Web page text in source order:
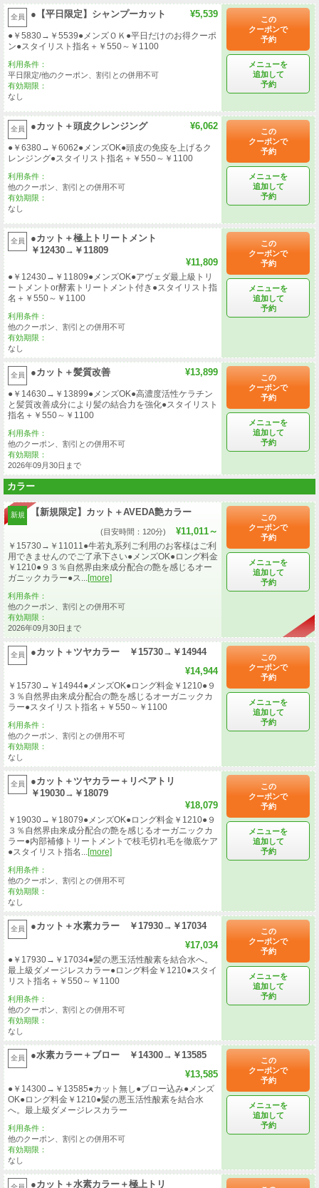
全員 ●【平日限定】シャンプーカット ¥5,539
●￥5830→￥5539●メンズＯＫ●平日だけのお得クーポ
ン●スタイリスト指名＋￥550～￥1100
利用条件：
平日限定/他のクーポン、割引との併用不可
有効期限：
なし
この
クーポンで
予約
メニューを
追加して
予約
全員 ●カット＋頭皮クレンジング ¥6,062
●￥6380→￥6062●メンズOK●頭皮の免疫を上げるク
レンジング●スタイリスト指名＋￥550～￥1100
利用条件：
他のクーポン、割引との併用不可
有効期限：
なし
この
クーポンで
予約
メニューを
追加して
予約
全員
●カット＋極上トリートメント
￥12430→￥11809
¥11,809
●￥12430→￥11809●メンズOK●アヴェダ最上級トリ
ートメントor酵素トリートメント付き●スタイリスト指
名＋￥550～￥1100
利用条件：
他のクーポン、割引との併用不可
有効期限：
なし
この
クーポンで
予約
メニューを
追加して
予約
全員 ●カット＋髪質改善 ¥13,899
●￥14630→￥13899●メンズOK●高濃度活性ケラチン
と髪質改善成分により髪の結合力を強化●スタイリスト
指名＋￥550～￥1100
利用条件：
他のクーポン、割引との併用不可
有効期限：
2026年09月30日まで
この
クーポンで
予約
メニューを
追加して
予約
カラー
新規 【新規限定】カット＋AVEDA艶カラー
(目安時間：120分) ¥11,011～
￥15730→￥11011●牛若丸系列ご利用のお客様はご利
用できませんのでご了承下さい●メンズOK●ロング料金
￥1210●９３％自然界由来成分配合の艶を感じるオー
ガニックカラー●ス...[more]
利用条件：
他のクーポン、割引との併用不可
有効期限：
2026年09月30日まで
この
クーポンで
予約
メニューを
追加して
予約
全員
●カット＋ツヤカラー ￥15730→￥14944
¥14,944
￥15730→￥14944●メンズOK●ロング料金￥1210●９
３％自然界由来成分配合の艶を感じるオーガニックカ
ラー●スタイリスト指名＋￥550～￥1100
利用条件：
他のクーポン、割引との併用不可
有効期限：
なし
この
クーポンで
予約
メニューを
追加して
予約
全員
●カット＋ツヤカラー＋リペアトリ
￥19030→￥18079
¥18,079
￥19030→￥18079●メンズOK●ロング料金￥1210●９
３％自然界由来成分配合の艶を感じるオーガニックカ
ラー●内部補修トリートメントで枝毛切れ毛を徹底ケア
●スタイリスト指名...[more]
利用条件：
他のクーポン、割引との併用不可
有効期限：
なし
この
クーポンで
予約
メニューを
追加して
予約
全員
●カット＋水素カラー ￥17930→￥17034
¥17,034
●￥17930→￥17034●髪の悪玉活性酸素を結合水へ。
最上級ダメージレスカラー●ロング料金￥1210●スタイ
リスト指名＋￥550～￥1100
利用条件：
他のクーポン、割引との併用不可
有効期限：
なし
この
クーポンで
予約
メニューを
追加して
予約
全員
●水素カラー＋ブロー ￥14300→￥13585
¥13,585
●￥14300→￥13585●カット無し●ブロー込み●メンズ
OK●ロング料金￥1210●髪の悪玉活性酸素を結合水
へ。最上級ダメージレスカラー
利用条件：
他のクーポン、割引との併用不可
有効期限：
なし
この
クーポンで
予約
メニューを
追加して
予約
●カット＋水素カラー＋極上トリ